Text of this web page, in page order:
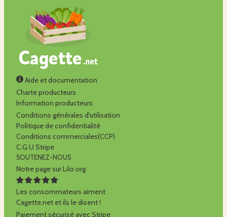
Aide et documentation
Charte producteurs
Information producteurs
Conditions générales d'utilisation
Politique de confidentialité
Conditions commerciales(CCP)
C.G.U Stripe
SOUTENEZ-NOUS
Notre page sur Lilo.org
Les consommateurs aiment
Cagette.net et ils le disent !
Paiement sécurisé avec Stripe